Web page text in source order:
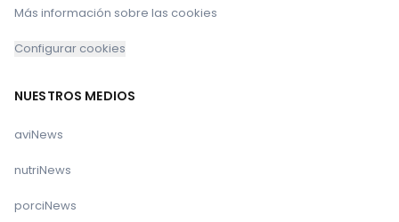
Más información sobre las cookies
Configurar cookies
NUESTROS MEDIOS
aviNews
nutriNews
porciNews